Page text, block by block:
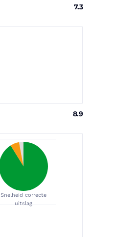
7.3
8.9
Snelheid correcte
uitslag